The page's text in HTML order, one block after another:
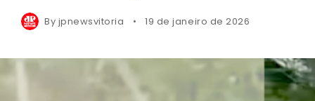
By jpnewsvitoria 19 de janeiro de 2026